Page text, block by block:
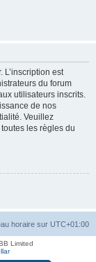
L’inscription est
du forum
utilisateurs inscrits.
de nos
Veuillez
les règles du
horaire sur UTC+01:00
Limited